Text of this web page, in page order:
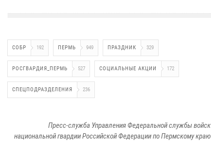
СОБР 192 ПЕРМЬ 949 ПРАЗДНИК 329
РОСГВАРДИЯ_ПЕРМЬ 527 СОЦИАЛЬНЫЕ АКЦИИ 172
СПЕЦПОДРАЗДЕЛЕНИЯ 236
Пресс-служба Управления Федеральной службы войск
национальной гвардии Российской Федерации по Пермскому краю